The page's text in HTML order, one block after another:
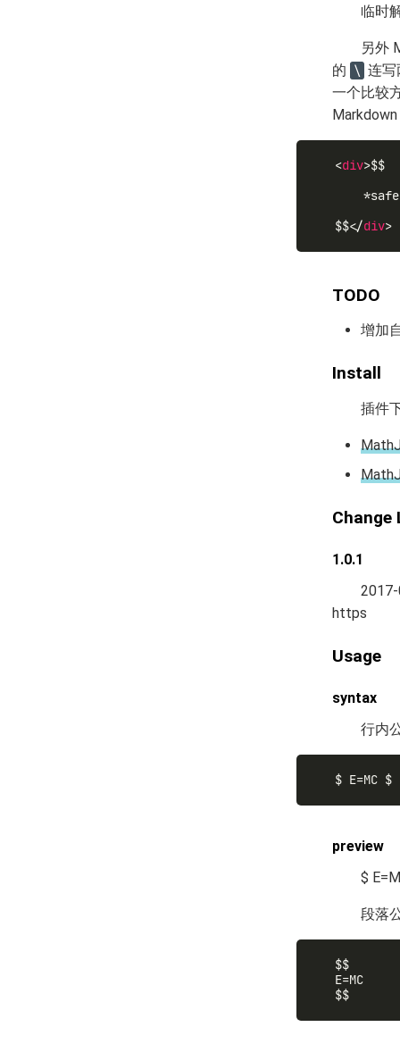
临时
另外
的 \ 连
一个比较
<div>$$
$$</div>
TODO
增加
Install
插件
Change
1.0.1
https
Usage
syntax
行内
preview
$
段落
$$
E=MC